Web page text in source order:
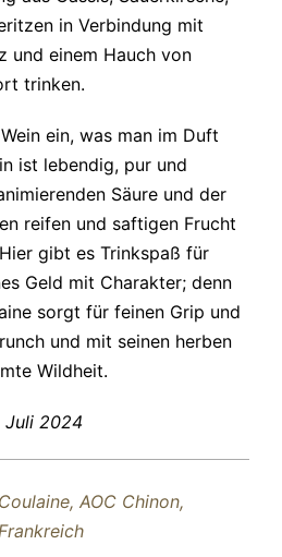
in Verbindung mit
und einem Hauch von
trinken.
ein, was man im Duft
ist lebendig, pur und
Säure und der
reifen und saftigen Frucht
gibt es Trinkspaß für
Geld mit Charakter; denn
sorgt für feinen Grip und
und mit seinen herben
Wildheit.
Juli 2024
AOC Chinon,